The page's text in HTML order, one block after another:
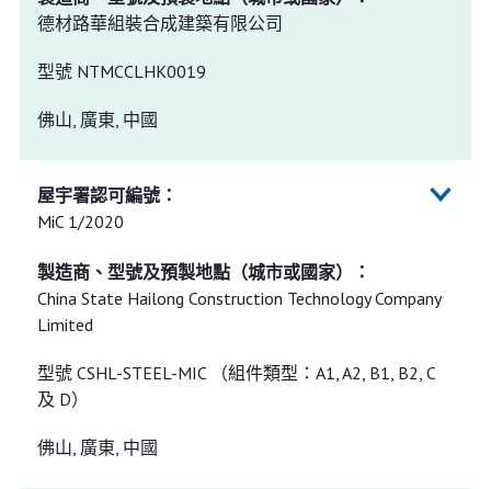
德材路華組裝合成建築有限公司
型號 NTMCCLHK0019
佛山, 廣東, 中國
MiC 1/2020
China State Hailong Construction Technology Company
Limited
型號 CSHL-STEEL-MIC （組件類型：A1, A2, B1, B2, C
及 D）
佛山, 廣東, 中國